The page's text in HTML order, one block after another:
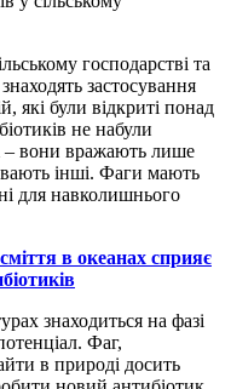
господарстві та
застосування
які були відкриті понад
не набули
– вони вражають лише
інші. Фаги мають
для навколишнього
в океанах сприяє
знаходиться на фазі
Фаг,
в природі досить